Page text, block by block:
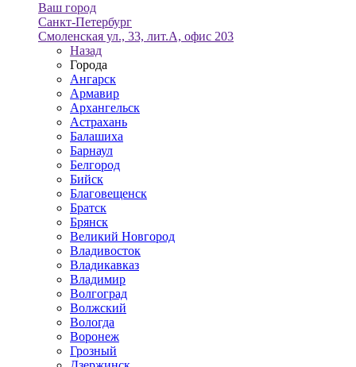
Ваш город
Санкт-Петербург
Смоленская ул., 33, лит.А, офис 203
Назад
Города
Ангарск
Армавир
Архангельск
Астрахань
Балашиха
Барнаул
Белгород
Бийск
Благовещенск
Братск
Брянск
Великий Новгород
Владивосток
Владикавказ
Владимир
Волгоград
Волжский
Вологда
Воронеж
Грозный